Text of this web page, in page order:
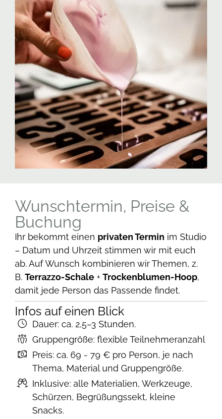
Wunschtermin, Preise &
Buchung
Ihr bekommt einen privaten Termin im Studio
– Datum und Uhrzeit stimmen wir mit euch
ab. Auf Wunsch kombinieren wir Themen, z.
B. Terrazzo-Schale + Trockenblumen-Hoop,
damit jede Person das Passende findet.
Infos auf einen Blick
Dauer: ca. 2,5–3 Stunden.
Gruppengröße: flexible Teilnehmeranzahl
Preis: ca. 69 - 79 € pro Person, je nach
Thema, Material und Gruppengröße.
Inklusive: alle Materialien, Werkzeuge,
Schürzen, Begrüßungssekt, kleine
Snacks.